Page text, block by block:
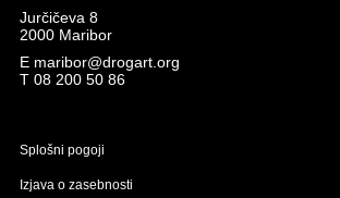
Jurčičeva 8
2000 Maribor
E maribor@drogart.org
T 08 200 50 86
Splošni pogoji
Izjava o zasebnosti